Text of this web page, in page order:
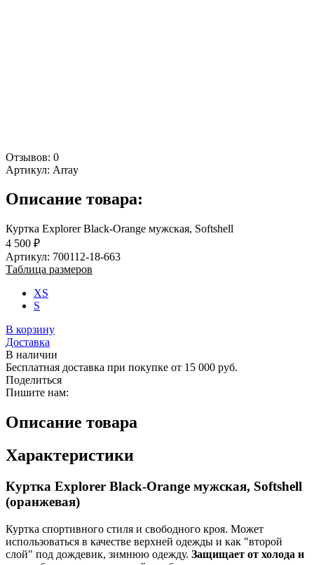
Отзывов: 0
Артикул: Array
Описание товара:
Куртка Explorer Black-Orange мужская, Softshell
4 500 ₽
Артикул: 700112-18-663
Таблица размеров
XS
S
В корзину
Доставка
В наличии
Бесплатная доставка при покупке от 15 000 руб.
Поделиться
Пишите нам:
Описание товара
Характеристики
Куртка Explorer Black-Orange мужская, Softshell
(оранжевая)
Куртка спортивного стиля и свободного кроя. Может
использоваться в качестве верхней одежды и как "второй
слой" под дождевик, зимнюю одежду. Защищает от холода и